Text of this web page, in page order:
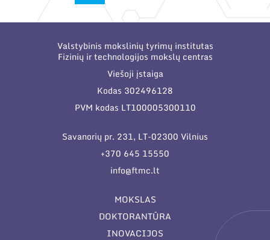
Valstybinis mokslinių tyrimų institutas
Fizinių ir technologijos mokslų centras
Viešoji įstaiga
Kodas 302496128
PVM kodas LT100005300110
Savanorių pr. 231, LT-02300 Vilnius
+370 645 15550
info@ftmc.lt
MOKSLAS
DOKTORANTŪRA
INOVACIJOS